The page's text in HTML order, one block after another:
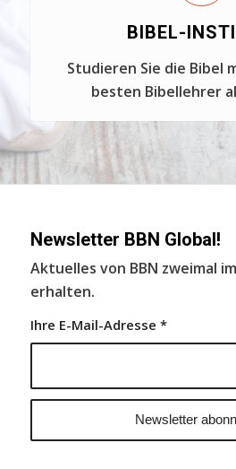
BIBEL-
Studieren Sie die Bibel
besten Bibellehrer
Newsletter BBN Global!
Aktuelles von BBN zweimal
erhalten.
Ihre E-Mail-Adresse *